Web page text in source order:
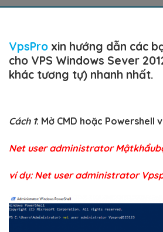
VpsPro xin hướng dẫn các
cho VPS Windows Sever
khác tương tự) nhanh nhất.
Cách 1: Mở CMD hoặc Powershell
Net user administrator
ví dụ: Net user administrator